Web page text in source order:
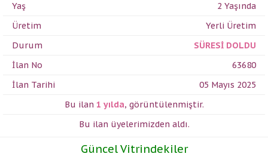
Yaş
2 Yaşında
Üretim
Yerli Üretim
Durum
SÜRESİ DOLDU
İlan No
63680
İlan Tarihi
05 Mayıs 2025
Bu ilan 1 yılda, görüntülenmiştir.
Bu ilan üyelerimizden aldı.
Güncel Vitrindekiler